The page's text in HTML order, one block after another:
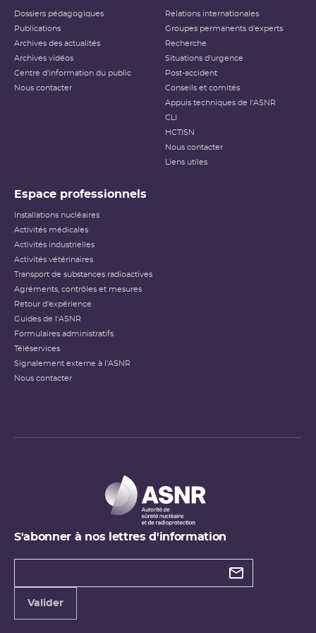
L’échelle INES (International Nuclear and Radiological
au public l’importance d’un événement vis-à-vis de la
sûreté ou de la radioprotection. Cette échelle est
applicable aux événements survenant sur les
événements ayant des conséquences, potentielles ou
réelles, sur la radioprotection du public et des travailleurs.
Elle ne s’applique pas aux événements ayant un impact
habituellement utilisés pour classer les événements
(dose reçue notamment) n’étant pas applicables dans ce
Échelle INES pour le
classement des incidents et
Dossiers pédagogiques
Publications
Archives des actualités
Archives vidéos
Centre d'information du public
Nous contacter
Relations internationales
Groupes permanents d'experts
Recherche
Situations d'urgence
Post-accident
Conseils et comités
Appuis techniques de l'ASNR
CLI
HCTISN
Nous contacter
Liens utiles
Espace professionnels
Installations nucléaires
Activités médicales
Activités industrielles
Activités vétérinaires
Transport de substances radioactives
Agréments, contrôles et mesures
Retour d'expérience
Guides de l'ASNR
Formulaires administratifs
Téléservices
Signalement externe à l'ASNR
Nous contacter
S'abonner à nos lettres d'information
Types de
Valider